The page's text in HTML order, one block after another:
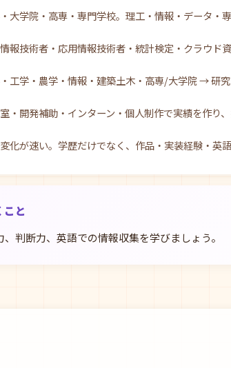
大学院・高専・専門学校。理工・情報・データ・
報技術者・応用情報技術者・統計検定・クラウド
工学・農学・情報・建築土木・高専/大学院 → 研
・開発補助・インターン・個人制作で実績を作り
化が速い。学歴だけでなく、作品・実装経験・英
と
判断力、英語での情報収集を学びましょう。